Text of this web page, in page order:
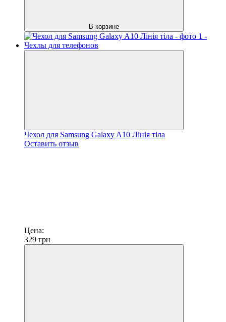
В корзине
Чехол для Samsung Galaxy A10 Лінія тіла
Оставить отзыв
Цена:
329 грн